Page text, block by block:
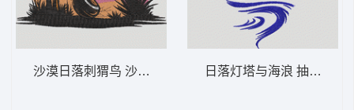
沙漠日落刺猬鸟 沙漠日落仙人掌 – 西部景日落灯塔与海浪 抽象灯塔